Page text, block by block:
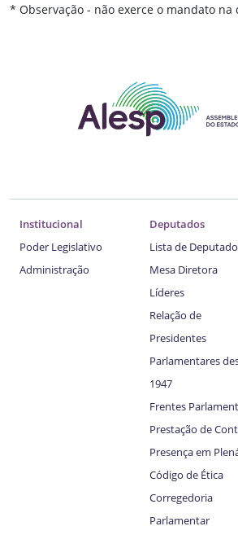
* Observação - não exerce o mandato na
Institucional
Poder Legislativo
Administração
Deputados
Lista de
Mesa Diretora
Líderes
Relação de
Presidentes
Parlamentares
1947
Frentes
Prestação de
Presença em
Código de Ética
Corregedoria
Parlamentar